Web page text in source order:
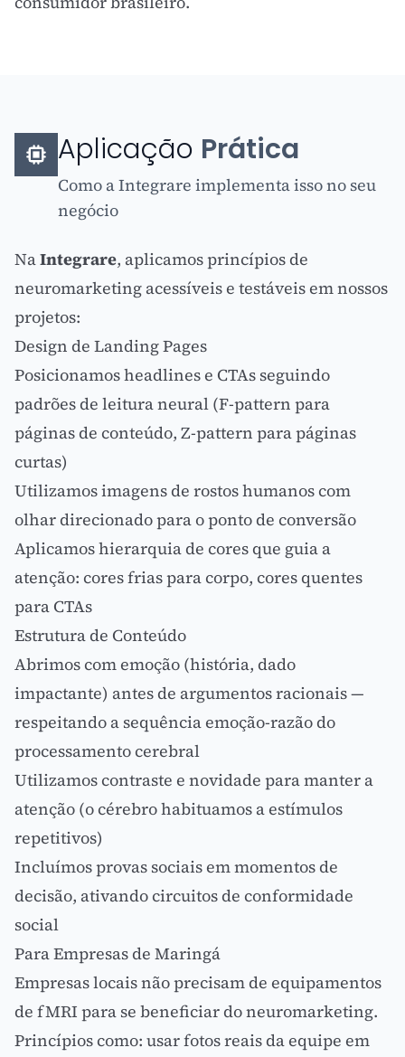
Aplicação Prática
Como a Integrare implementa isso no seu
negócio
NaIntegrare, aplicamos princípios de
neuromarketing acessíveis e testáveis em nossos
projetos:
Design de Landing Pages
Posicionamos headlines e CTAs seguindo
padrões de leitura neural (F-pattern para
páginas de conteúdo, Z-pattern para páginas
curtas)
Utilizamos imagens de rostos humanos com
olhar direcionado para o ponto de conversão
Aplicamos hierarquia de cores que guia a
atenção: cores frias para corpo, cores quentes
para CTAs
Estrutura de Conteúdo
Abrimos com emoção (história, dado
impactante) antes de argumentos racionais —
respeitando a sequência emoção-razão do
processamento cerebral
Utilizamos contraste e novidade para manter a
atenção (o cérebro habituamos a estímulos
repetitivos)
Incluímos provas sociais em momentos de
decisão, ativando circuitos de conformidade
social
Para Empresas de Maringá
Empresas locais não precisam de equipamentos
de fMRI para se beneficiar do neuromarketing.
Princípios como: usar fotos reais da equipe em